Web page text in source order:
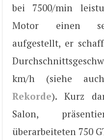
bei 7500/min
Motor einen
aufgestellt, er
km/h (siehe
Rekorde). Kurz
Salon,
überarbeiteten 750